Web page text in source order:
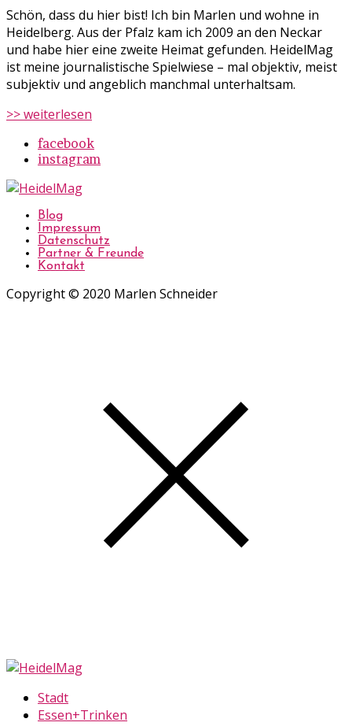
Schön, dass du hier bist! Ich bin Marlen und wohne in
Heidelberg. Aus der Pfalz kam ich 2009 an den Neckar
und habe hier eine zweite Heimat gefunden. HeidelMag
ist meine journalistische Spielwiese – mal objektiv, meist
subjektiv und angeblich manchmal unterhaltsam.
>> weiterlesen
facebook
instagram
Blog
Impressum
Datenschutz
Partner & Freunde
Kontakt
Copyright © 2020 Marlen Schneider
Stadt
Essen+Trinken